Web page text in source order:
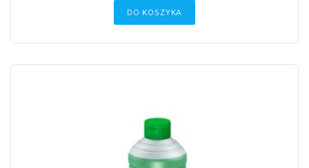
DO KOSZYKA